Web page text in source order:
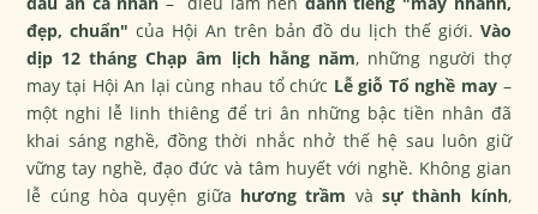
đẹp, chuẩn" của Hội An trên bản đồ du lịch thế giới. Vào
dịp 12 tháng Chạp âm lịch hằng năm, những người thợ
may tại Hội An lại cùng nhau tổ chức Lễ giỗ Tổ nghề may –
một nghi lễ linh thiêng để tri ân những bậc tiền nhân đã
khai sáng nghề, đồng thời nhắc nhở thế hệ sau luôn giữ
vững tay nghề, đạo đức và tâm huyết với nghề. Không gian
lễ cúng hòa quyện giữa hương trầm và sự thành kính,